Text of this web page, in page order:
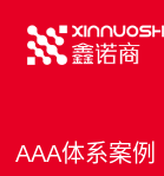
AAA体系案例